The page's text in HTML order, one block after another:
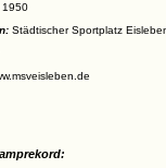
1950
Städtischer Sportplatz